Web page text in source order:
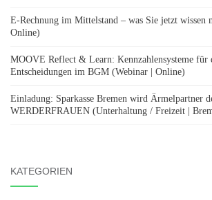
E-Rechnung im Mittelstand – was Sie jetzt wissen
Online)
MOOVE Reflect & Learn: Kennzahlensysteme für
Entscheidungen im BGM (Webinar | Online)
Einladung: Sparkasse Bremen wird Ärmelpartner
WERDERFRAUEN (Unterhaltung / Freizeit |
KATEGORIEN